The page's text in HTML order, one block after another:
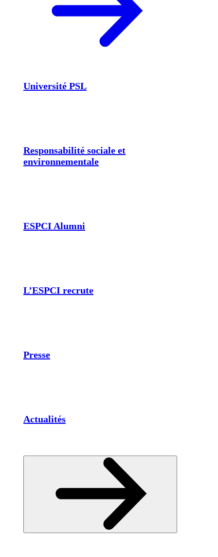
Université PSL
Responsabilité sociale et
environnementale
ESPCI Alumni
L’ESPCI recrute
Presse
Actualités